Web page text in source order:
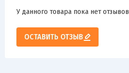
У данного товара пока нет отзывов
ОСТАВИТЬ ОТЗЫВ